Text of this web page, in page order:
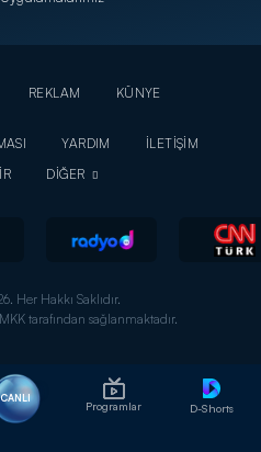
CANLI
Programlar D-Shorts
REKLAM
KÜNYE
YARDIM
İLETİŞİM
DİĞER
Her Hakkı Saklıdır.
tarafından sağlanmaktadır.